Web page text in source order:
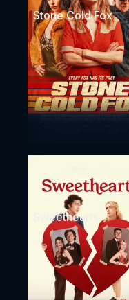
Stone Cold Fox
Sweethearts